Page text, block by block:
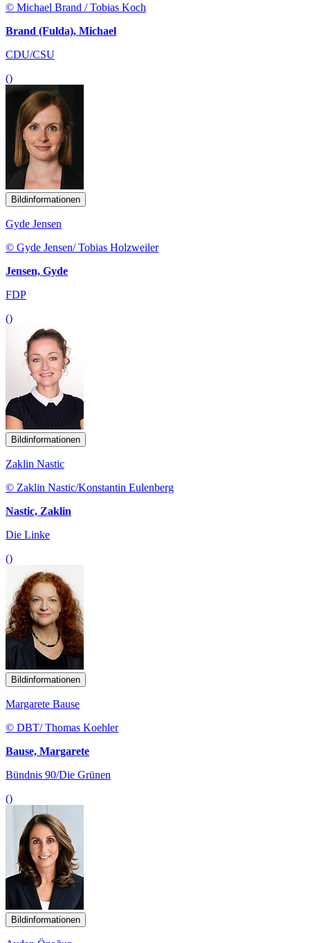
© Michael Brand / Tobias Koch
Brand (Fulda), Michael
CDU/CSU
()
Bildinformationen
Gyde Jensen
© Gyde Jensen/ Tobias Holzweiler
Jensen, Gyde
FDP
()
Bildinformationen
Zaklin Nastic
© Zaklin Nastic/Konstantin Eulenberg
Nastic, Zaklin
Die Linke
()
Bildinformationen
Margarete Bause
© DBT/ Thomas Koehler
Bause, Margarete
Bündnis 90/Die Grünen
()
Bildinformationen